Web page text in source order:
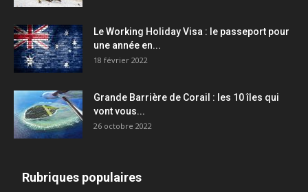
Le Working Holiday Visa : le passeport pour
une année en...
18 février 2022
Grande Barrière de Corail : les 10 îles qui
vont vous...
26 octobre 2022
Rubriques populaires